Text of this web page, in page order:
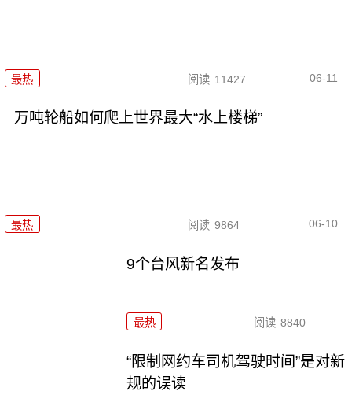
最热 阅读 11427 06-11
万吨轮船如何爬上世界最大“水上楼梯”
最热 阅读 9864 06-10
9个台风新名发布
最热 阅读 8840
“限制网约车司机驾驶时间”是对新
规的误读